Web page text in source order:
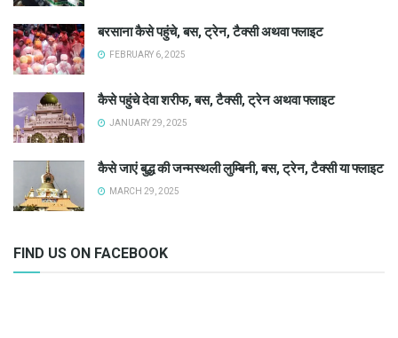
बरसाना कैसे पहुंचे, बस, ट्रेन, टैक्सी अथवा फ्लाइट
FEBRUARY 6, 2025
कैसे पहुंचे देवा शरीफ, बस, टैक्सी, ट्रेन अथवा फ्लाइट
JANUARY 29, 2025
कैसे जाएं बुद्ध की जन्मस्थली लुम्बिनी, बस, ट्रेन, टैक्सी या फ्लाइट
MARCH 29, 2025
FIND US ON FACEBOOK